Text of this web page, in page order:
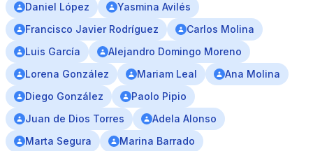
Daniel López
Yasmina Avilés
Francisco Javier Rodríguez
Carlos Molina
Luis García
Alejandro Domingo Moreno
Lorena González
Mariam Leal
Ana Molina
Diego González
Paolo Pipio
Juan de Dios Torres
Adela Alonso
Marta Segura
Marina Barrado